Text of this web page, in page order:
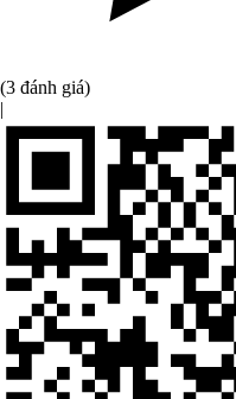
(3 đánh giá)
|